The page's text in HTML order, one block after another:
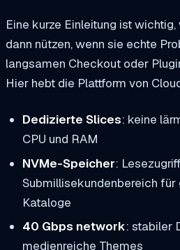
Eine kurze Einleitung ist
dann nützen, wenn sie echte
langsamen Checkout oder
Hier hebt die Plattform von
Dedizierte Slices: keine
CPU und RAM
NVMe-Speicher:
Submillisekundenbereich
Kataloge
40 Gbps network: stabiler
medienreiche Themes